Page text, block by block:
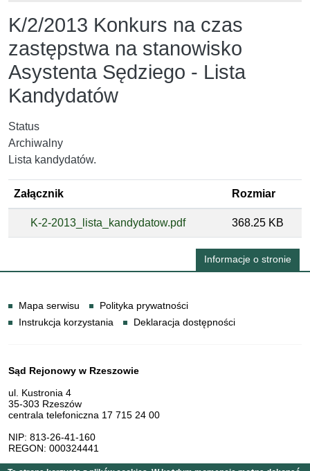
K/2/2013 Konkurs na czas
zastępstwa na stanowisko
Asystenta Sędziego - Lista
Kandydatów
Status
Archiwalny
Lista kandydatów.
Załącznik Rozmiar
K-2-2013_lista_kandydatow.pdf 368.25 KB
Informacje o stronie
Mapa serwisu
Polityka prywatności
Instrukcja korzystania
Deklaracja dostępności
Dane teleadresowe
Sąd Rejonowy w Rzeszowie
ul. Kustronia 4
35-303 Rzeszów
centrala telefoniczna 17 715 24 00
NIP: 813-26-41-160
REGON: 000324441